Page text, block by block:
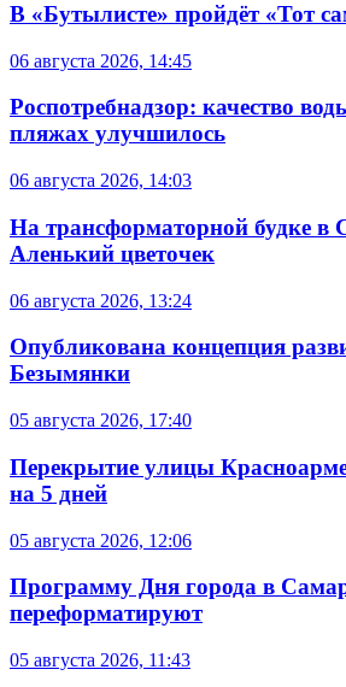
В «Бутылисте» пройдёт «Тот
06 августа 2026, 14:45
Роспотребнадзор: качество
пляжах улучшилось
06 августа 2026, 14:03
На трансформаторной будке в
Аленький цветочек
06 августа 2026, 13:24
Опубликована концепция
Безымянки
05 августа 2026, 17:40
Перекрытие улицы
на 5 дней
05 августа 2026, 12:06
Программу Дня города в
переформатируют
05 августа 2026, 11:43